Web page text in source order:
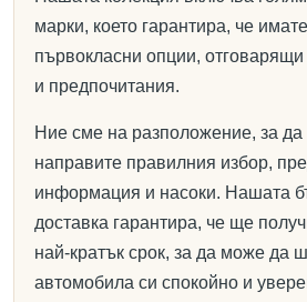
марки, което гарантира, че
първокласни опции,
и предпочитания.
Ние сме на разположение, за
направите правилния избор,
информация и насоки. Нашата
доставка гарантира, че ще
най-кратък срок, за да може да
автомобила си спокойно и